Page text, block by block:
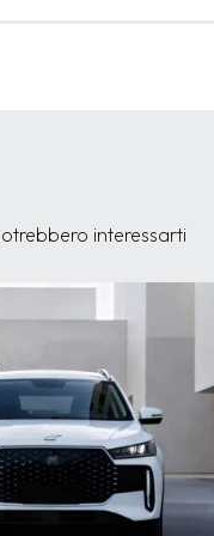
interessarti